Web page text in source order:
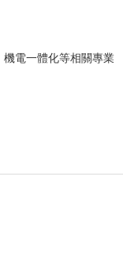
機電一體化等相關專業